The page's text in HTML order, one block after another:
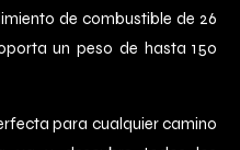
de combustible de 26
un peso de hasta 150
para cualquier camino